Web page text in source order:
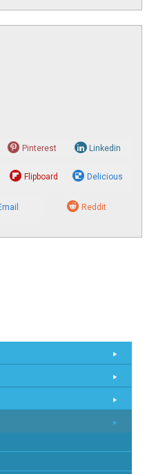
Pinterest Linkedin
Flipboard Delicious
Reddit